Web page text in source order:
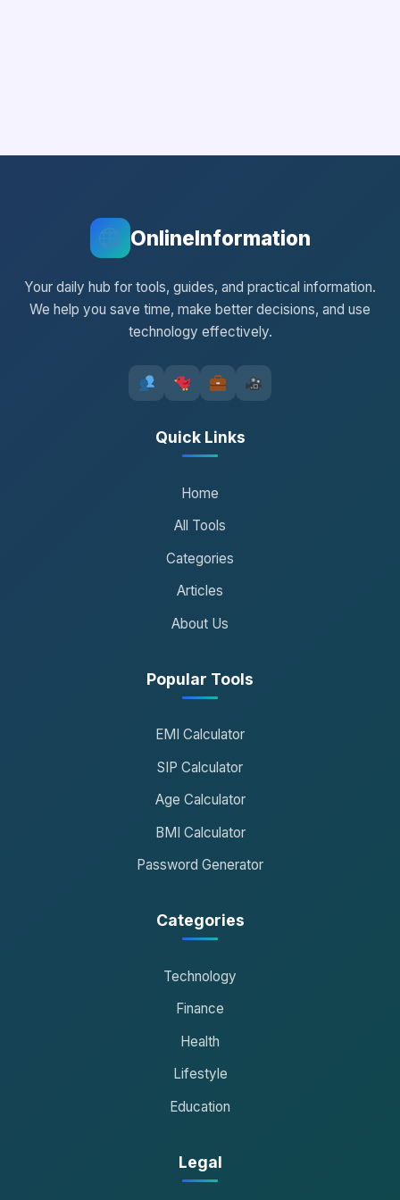
OnlineInformation
Your daily hub for tools, guides, and practical information.
We help you save time, make better decisions, and use
technology effectively.
Quick Links
Home
All Tools
Categories
Articles
About Us
Popular Tools
EMI Calculator
SIP Calculator
Age Calculator
BMI Calculator
Password Generator
Categories
Technology
Finance
Health
Lifestyle
Education
Legal